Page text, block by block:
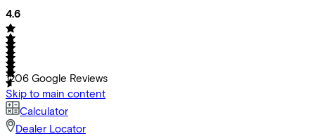
4.6
1206 Google Reviews
Skip to main content
Calculator
Dealer Locator